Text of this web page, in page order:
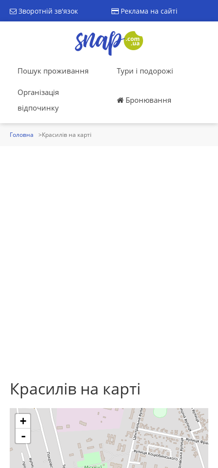
Зворотній зв'язок Реклама на сайті
Пошук проживання Тури і подорожі
Організація
відпочинку
Бронювання
Головна Красилів на карті
Красилів на карті
+
-